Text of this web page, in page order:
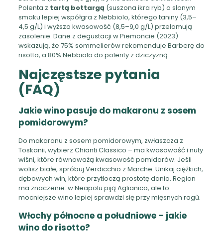
Polenta z tartą bottargą (suszona ikra ryb) o słonym
smaku lepiej współgra z Nebbiolo, którego taniny (3,5–
4,5 g/L) i wyższa kwasowość (8,5–9,0 g/L) przełamują
zasolenie. Dane z degustacji w Piemoncie (2023)
wskazują, że 75% sommelierów rekomenduje Barberę do
risotto, a 80% Nebbiolo do polenty z dziczyzną.
Najczęstsze pytania
(FAQ)
Jakie wino pasuje do makaronu z sosem
pomidorowym?
Do makaronu z sosem pomidorowym, zwłaszcza z
Toskanii, wybierz Chianti Classico – ma kwasowość i nuty
wiśni, które równoważą kwasowość pomidorów. Jeśli
wolisz białe, spróbuj Verdicchio z Marche. Unikaj ciężkich,
dębowych win, które przytłoczą prostotę dania. Region
ma znaczenie: w Neapolu piją Aglianico, ale to
mocniejsze wino lepiej sprawdzi się przy mięsnych ragù.
Włochy północne a południowe – jakie
wino do risotto?